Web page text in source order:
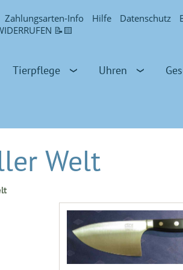
Zahlungsarten-Info Hilfe Datenschutz
📝🟨
Tierpflege Uhren
Welt